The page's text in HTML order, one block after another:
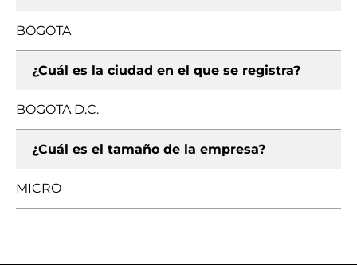
BOGOTA
¿Cuál es la ciudad en el que se registra?
BOGOTA D.C.
¿Cuál es el tamaño de la empresa?
MICRO